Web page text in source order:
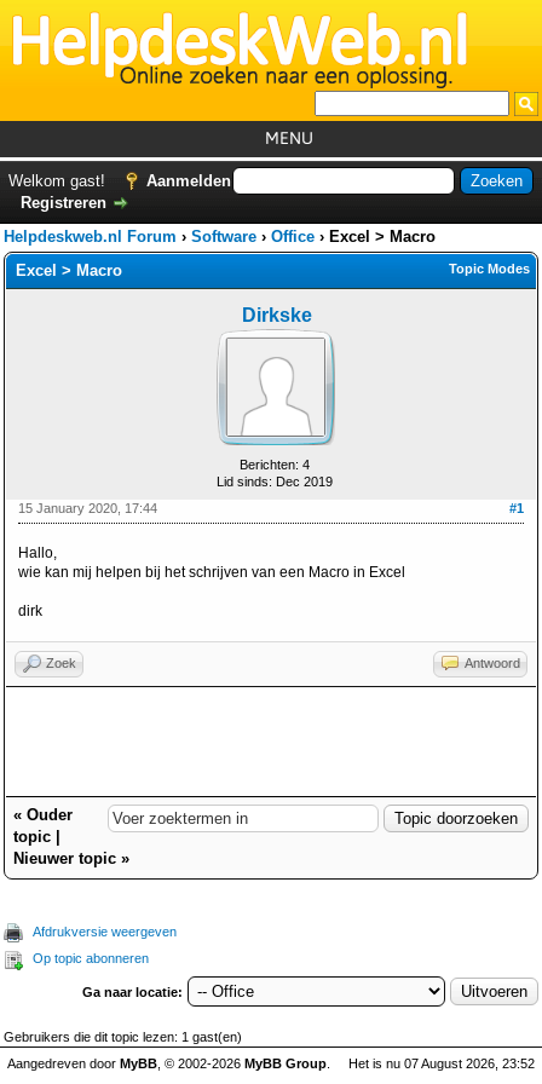
MENU
Foutcodes
GemistDownloader
Forum
Welkom gast!
Aanmelden
Registreren
Helpdeskweb.nl Forum › Software › Office › Excel > Macro
Topic Modes
Excel > Macro
Dirkske
Berichten: 4
Lid sinds: Dec 2019
#1
15 January 2020, 17:44
Hallo,
wie kan mij helpen bij het schrijven van een Macro in Excel
dirk
Zoek Antwoord
« Ouder
topic
Nieuwer topic »
Afdrukversie weergeven
Op topic abonneren
Ga naar locatie:
Gebruikers die dit topic lezen: 1 gast(en)
Het is nu 07 August 2026, 23:52
Aangedreven door MyBB , © 2002-2026 MyBB Group